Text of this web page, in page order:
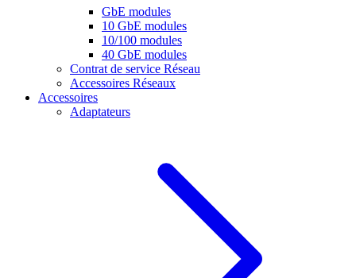
GbE modules
10 GbE modules
10/100 modules
40 GbE modules
Contrat de service Réseau
Accessoires Réseaux
Accessoires
Adaptateurs